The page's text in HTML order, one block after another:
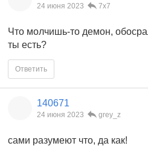
24 июня 2023 7x7
Что молчишь-то демон,
ты есть?
Ответить
140671
24 июня 2023 grey_z
сами разумеют что, да как!